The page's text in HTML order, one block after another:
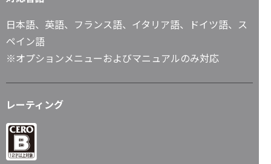
日本語、英語、フランス語、イタリア語、ドイツ語、ス
ペイン語
※オプションメニューおよびマニュアルのみ対応
レーティング